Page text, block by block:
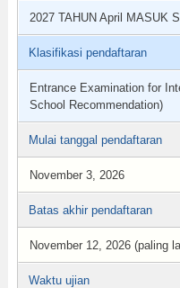
2027 TAHUN April MASUK
Klasifikasi pendaftaran
Entrance Examination for
School Recommendation)
Mulai tanggal pendaftaran
November 3, 2026
Batas akhir pendaftaran
November 12, 2026 (paling
Waktu ujian